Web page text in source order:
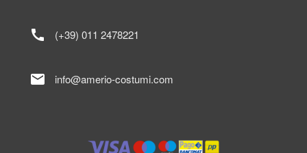
call (+39) 011 2478221
mail info@amerio-costumi.com